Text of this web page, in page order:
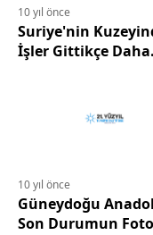
10 yıl önce
Suriye'nin
İşler Gittikçe Daha
10 yıl önce
Güneydoğu
Son Durumun